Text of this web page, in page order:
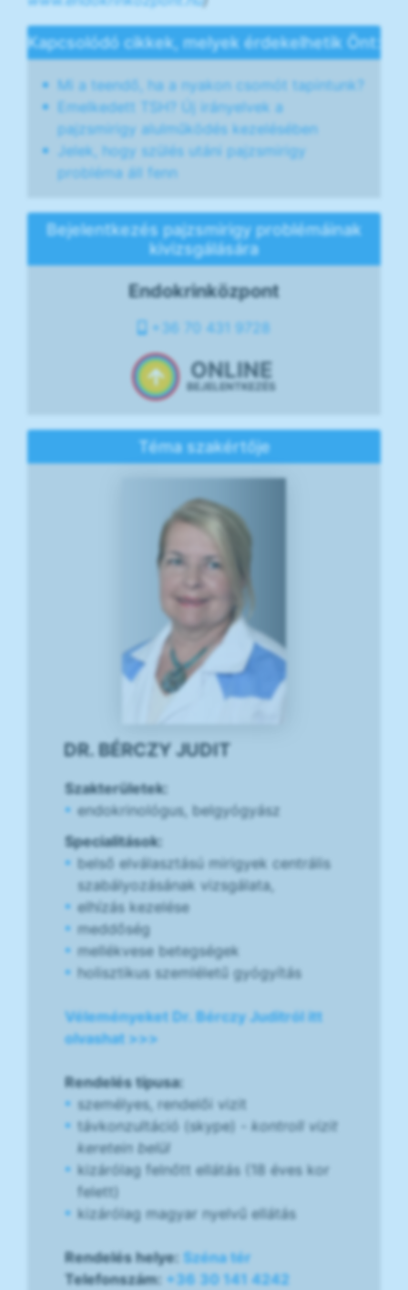
Kapcsolódó cikkek, melyek érdekelhetik Önt:
Mi a teendő, ha a nyakon csomót tapintunk?
Emelkedett TSH? Új irányelvek a
pajzsmirigy alulműködés kezelésében
Jelek, hogy szülés utáni pajzsmirigy
probléma áll fenn
Bejelentkezés pajzsmirigy problémáinak
kivizsgálására
Endokrinközpont
+36 70 431 9728
ONLINE
BEJELENTKEZÉS
Téma szakértője
DR. BÉRCZY JUDIT
Szakterületek:
endokrinológus, belgyógyász
Specialitások:
belső elválasztású mirigyek centrális
szabályozásának vizsgálata,
elhízás kezelése
meddőség
mellékvese betegségek
holisztikus szemléletű gyógyítás
Véleményeket Dr. Bérczy Juditról itt
olvashat >>>
Rendelés típusa:
személyes, rendelői vizit
távkonzultáció (skype)
- kontroll vizit
keretein belül
kizárólag felnőtt ellátás (18 éves kor
felett)
kizárólag magyar nyelvű ellátás
Rendelés helye: Széna tér
Telefonszám: +36 30 141 4242